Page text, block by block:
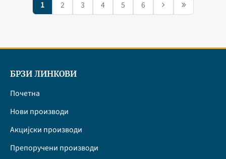
1 2 3 4 5 6
БРЗИ ЛИНКОВИ
Почетна
Нови производи
Акцијски производи
Препоручени производи